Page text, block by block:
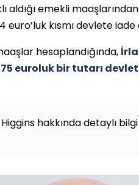
emekli maaşlarından
kısmı devlete iade
hesaplandığında,
euroluk bir tutarı
hakkında detaylı